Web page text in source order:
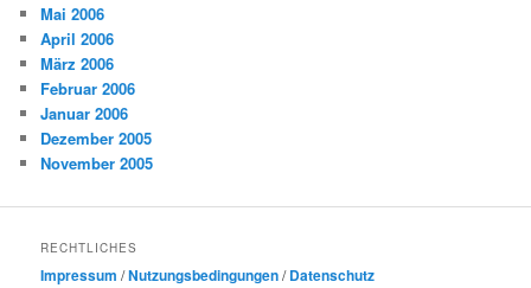
Mai 2006
April 2006
März 2006
Februar 2006
Januar 2006
Dezember 2005
November 2005
RECHTLICHES
Impressum /Nutzungsbedingungen/Datenschutz